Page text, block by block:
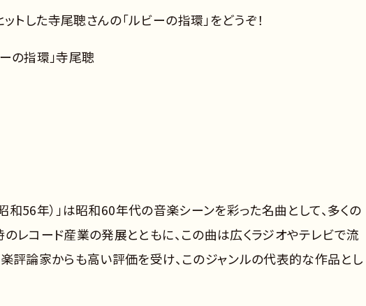
した寺尾聰さんの「ルビーの指環」をどうぞ！
の指環」寺尾聰
56年）」は昭和60年代の音楽シーンを彩った名曲として、多くの
レコード産業の発展とともに、この曲は広くラジオやテレビで流
評論家からも高い評価を受け、このジャンルの代表的な作品とし